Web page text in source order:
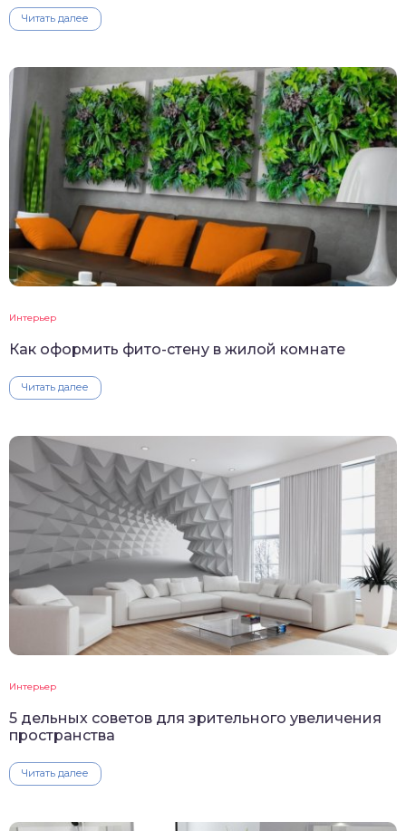
Читать далее
Интерьер
Как оформить фито-стену в жилой комнате
Читать далее
Интерьер
5 дельных советов для зрительного увеличения
пространства
Читать далее